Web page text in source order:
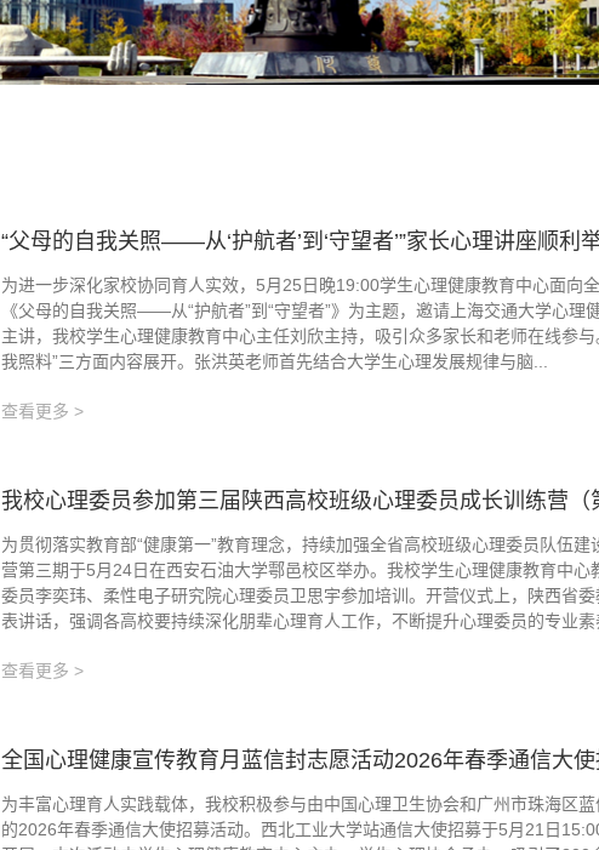
“父母的自我关照——从‘护航者’到‘守望者’”家长心理讲座顺利
为进一步深化家校协同育人实效，5月25日晚19:00学生心理健康教育中心面向
《父母的自我关照——从“护航者”到“守望者”》为主题，邀请上海交通大学心理
主讲，我校学生心理健康教育中心主任刘欣主持，吸引众多家长和老师在线参与
我照料”三方面内容展开。张洪英老师首先结合大学生心理发展规律与脑...
查看更多 >
我校心理委员参加第三届陕西高校班级心理委员成长训练营（
为贯彻落实教育部“健康第一”教育理念，持续加强全省高校班级心理委员队伍
营第三期于5月24日在西安石油大学鄠邑校区举办。我校学生心理健康教育中
委员李奕玮、柔性电子研究院心理委员卫思宇参加培训。开营仪式上，陕西省
表讲话，强调各高校要持续深化朋辈心理育人工作，不断提升心理委员的专业素
查看更多 >
全国心理健康宣传教育月蓝信封志愿活动2026年春季通信大
为丰富心理育人实践载体，我校积极参与由中国心理卫生协会和广州市珠海区
的2026年春季通信大使招募活动。西北工业大学站通信大使招募于5月21日